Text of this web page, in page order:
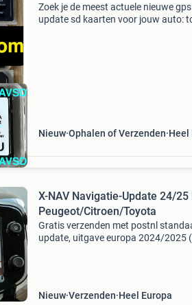
Zoek je de meest actuele nieuwe
update sd kaarten voor jouw auto:
Nieuw Ophalen of Verzenden Heel
X-NAV Navigatie-Update 24/25
Peugeot/Citroen/Toyota
Gratis verzenden met postnl
update, uitgave europa 2024/2025
Nieuw Verzenden Heel Europa